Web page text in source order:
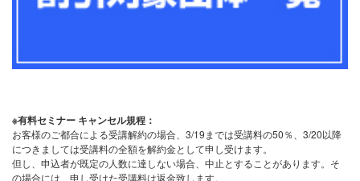
※有料セミナー キャンセル規程：
お客様のご都合による受講解約の場合、3/19までは受講料の50％、3/20以降
につきましては受講料の全額を解約金として申し受けます。
但し、申込者が既定の人数に達しない場合、中止とすることがあります。そ
の場合には、申し受けた受講料は返金致します。